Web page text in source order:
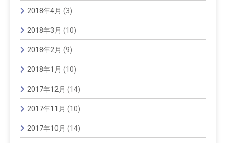
2018年4月 (3)
2018年3月 (10)
2018年2月 (9)
2018年1月 (10)
2017年12月 (14)
2017年11月 (10)
2017年10月 (14)